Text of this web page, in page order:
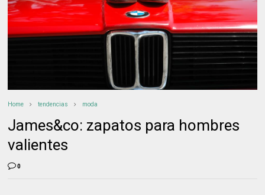
Home tendencias moda
James&co: zapatos para hombres
valientes
0